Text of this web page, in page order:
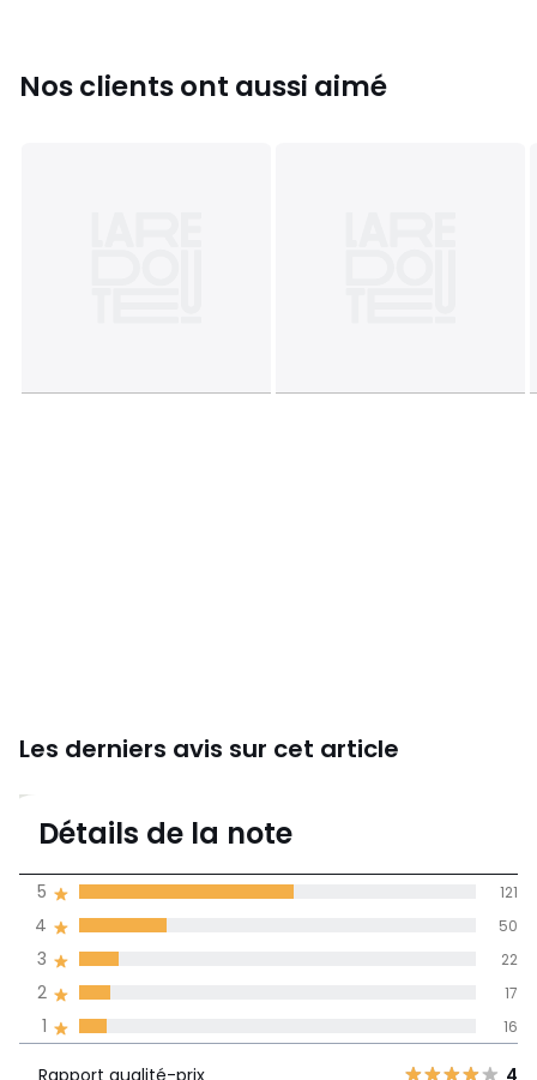
Nos clients ont aussi aimé
Les derniers avis sur cet article
4,1
moyenne des avis
dans toutes les
4
5 4
Détails de la note
1 16
2 17
3 22
4 50
5 121